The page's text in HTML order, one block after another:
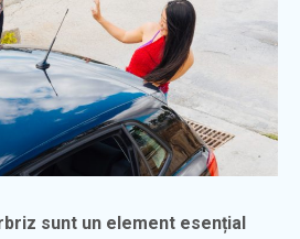
sunt un element esențial